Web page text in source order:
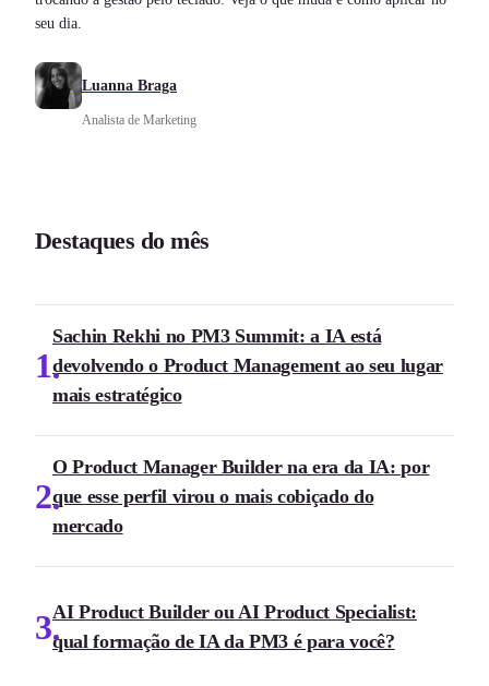
seu dia.
Luanna Braga
Analista de Marketing
Destaques do mês
1
Sachin Rekhi no PM3 Summit: a IA está
devolvendo o Product Management ao seu lugar
mais estratégico
2
O Product Manager Builder na era da IA: por
que esse perfil virou o mais cobiçado do
mercado
3AI Product Builder ou AI Product Specialist:
qual formação de IA da PM3 é para você?